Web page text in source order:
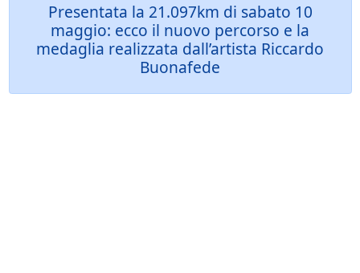
Presentata la 21.097km di sabato 10
maggio: ecco il nuovo percorso e la
medaglia realizzata dall’artista Riccardo
Buonafede